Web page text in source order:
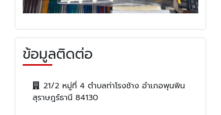
ข้อมูลติดต่อ
21/2 หมู่ที่ 4 ตำบลท่าโรงช้าง อำเภอพุนพิน
สุราษฎร์ธานี 84130